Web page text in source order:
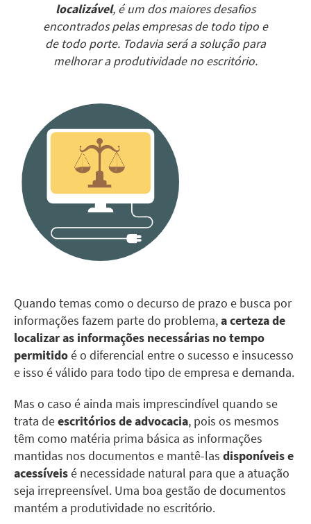
localizável, é um dos maiores desafios
encontrados pelas empresas de todo tipo e
de todo porte. Todavia será a solução para
melhorar a produtividade no escritório.
Quando temas como o decurso de prazo e busca por
informações fazem parte do problema,a certeza de
localizar as informações necessárias no tempo
permitidoé o diferencial entre o sucesso e insucesso
e isso é válido para todo tipo de empresa e demanda.
Mas o caso é ainda mais imprescindível quando se
trata deescritórios de advocacia, pois os mesmos
têm como matéria prima básica as informações
mantidas nos documentos e mantê-las disponíveis e
acessíveisé necessidade natural para que a atuação
seja irrepreensível. Uma boa gestão de documentos
mantém a produtividade no escritório.